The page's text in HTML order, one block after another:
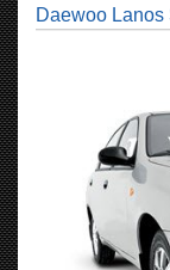
Daewoo